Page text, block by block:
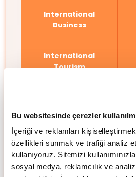
Bu websitesinde çerezler
İçeriği ve reklamları
özellikleri sunmak ve trafiği analiz
kullanıyoruz. Sitemizi
sosyal medya, reklamcılık ve
International
Business
International
Tourism
Communication &
Change